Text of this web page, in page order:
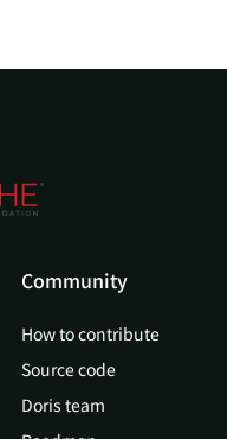
Community
How to contribute
Source code
Doris team